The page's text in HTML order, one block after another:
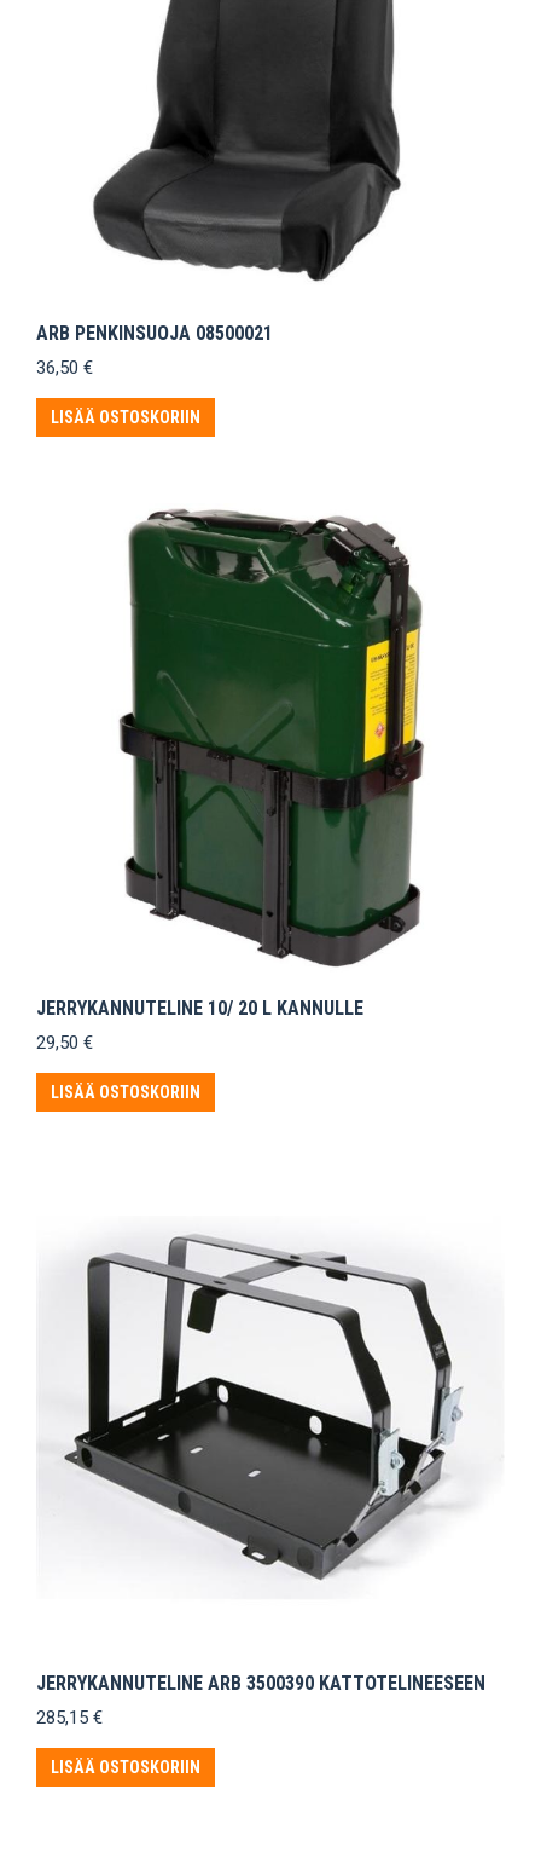
ARB PENKINSUOJA 08500021
36,50 €
LISÄÄ OSTOSKORIIN
JERRYKANNUTELINE 10/ 20 L KANNULLE
29,50 €
LISÄÄ OSTOSKORIIN
JERRYKANNUTELINE ARB 3500390 KATTOTELINEESEEN
285,15 €
LISÄÄ OSTOSKORIIN